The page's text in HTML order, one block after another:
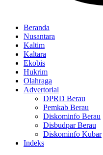
Beranda
Nusantara
Kaltim
Kaltara
Ekobis
Hukrim
Olahraga
Advertorial
DPRD Berau
Pemkab Berau
Diskominfo Berau
Disbudpar Berau
Diskominfo Kubar
Indeks